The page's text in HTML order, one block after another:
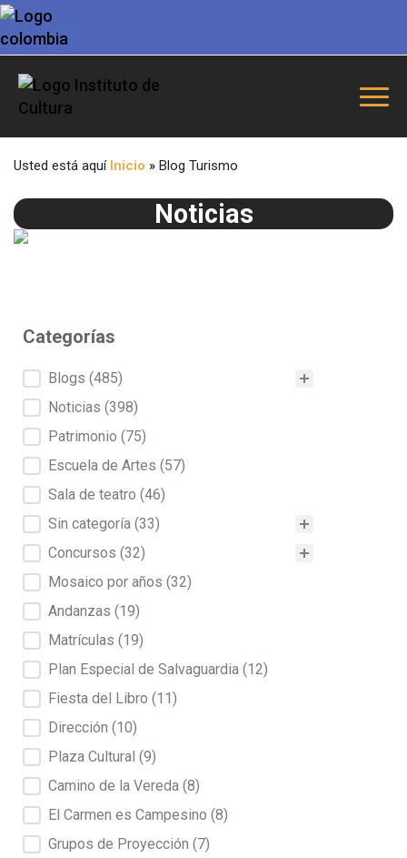
Usted está aquí Inicio » Blog Turismo
Noticias
Categorías
Categorías
Blogs (485)
Noticias (398)
Patrimonio (75)
Escuela de Artes (57)
Sala de teatro (46)
Sin categoría (33)
Concursos (32)
Mosaico por años (32)
Andanzas (19)
Matrículas (19)
Plan Especial de Salvaguardia (12)
Fiesta del Libro (11)
Dirección (10)
Plaza Cultural (9)
Camino de la Vereda (8)
El Carmen es Campesino (8)
Grupos de Proyección (7)